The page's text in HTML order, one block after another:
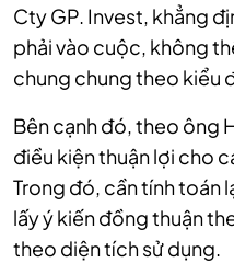
Cty GP. Invest, khẳng
phải vào cuộc, không
chung chung theo kiểu
Bên cạnh đó, theo ông
điều kiện thuận lợi cho
Trong đó, cần tính toán
lấy ý kiến đồng thuận
theo diện tích sử dụng.